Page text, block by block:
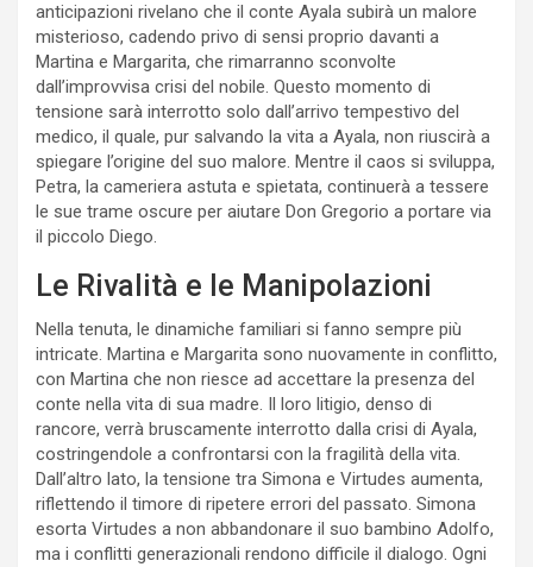
anticipazioni rivelano che il conte Ayala subirà un malore
misterioso, cadendo privo di sensi proprio davanti a
Martina e Margarita, che rimarranno sconvolte
dall’improvvisa crisi del nobile. Questo momento di
tensione sarà interrotto solo dall’arrivo tempestivo del
medico, il quale, pur salvando la vita a Ayala, non riuscirà a
spiegare l’origine del suo malore. Mentre il caos si sviluppa,
Petra, la cameriera astuta e spietata, continuerà a tessere
le sue trame oscure per aiutare Don Gregorio a portare via
il piccolo Diego.
Le Rivalità e le Manipolazioni
Nella tenuta, le dinamiche familiari si fanno sempre più
intricate. Martina e Margarita sono nuovamente in conflitto,
con Martina che non riesce ad accettare la presenza del
conte nella vita di sua madre. Il loro litigio, denso di
rancore, verrà bruscamente interrotto dalla crisi di Ayala,
costringendole a confrontarsi con la fragilità della vita.
Dall’altro lato, la tensione tra Simona e Virtudes aumenta,
riflettendo il timore di ripetere errori del passato. Simona
esorta Virtudes a non abbandonare il suo bambino Adolfo,
ma i conflitti generazionali rendono difficile il dialogo. Ogni